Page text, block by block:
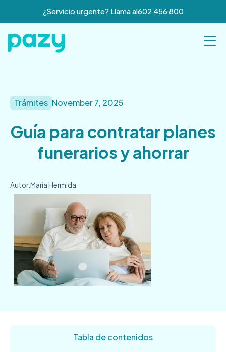
¿Servicio urgente? Llama al602 456 800
Trámites November 7, 2025
Guía para contratar planes
funerarios y ahorrar
Autor:María Hermida
Tabla de contenidos